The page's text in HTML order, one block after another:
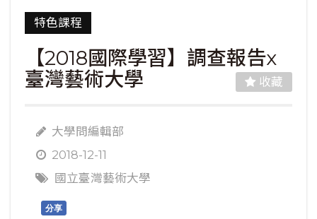
特色課程
【2018國際學習】調查報告x
臺灣藝術大學
收藏
大學問編輯部
2018-12-11
國立臺灣藝術大學
分享